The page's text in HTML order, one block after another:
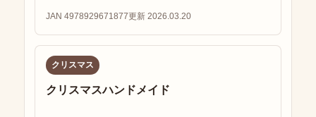
JAN 4978929671877更新 2026.03.20
クリスマス
クリスマスハンドメイド